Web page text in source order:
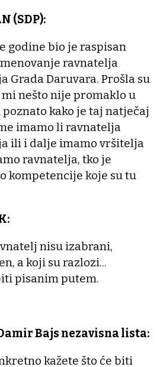
(SDP):
godine bio je raspisan
ravnatelja
Grada Daruvara. Prošla su
nešto nije promaklo u
kako je taj natječaj
imamo li ravnatelja
ili i dalje imamo vršitelja
ravnatelja, tko je
kompetencije koje su tu
nisu izabrani,
a koji su razlozi...
pisanim putem.
Damir Bajs nezavisna lista:
kažete što će biti